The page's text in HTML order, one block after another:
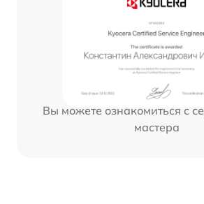
Вы можете ознакомиться с
мастера